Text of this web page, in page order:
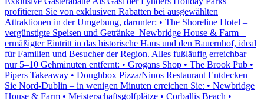
profitieren Sie von exklusiven Rabatten bei ausgewählten
Attraktionen in der Umgebung, darunter: •⁠ ⁠The Shoreline Hotel –
vergünstigte Speisen und Getränke ⁠ ⁠Newbridge House & Farm –
ermäßigter Eintritt in das historische Haus und den Bauernhof, ideal
für Familien und Besucher der Region. Alles fußläufig erreichbar –
nur 5–10 Gehminuten entfernt: • Grogans Shop • The Brook Pub •
Pipers Takeaway • Doughbox Pizza/Ninos Restaurant Entdecken
Sie Nord-Dublin – in wenigen Minuten erreichen Sie: • Newbridge
House & Farm • Meisterschaftsgolfplätze • Corballis Beach •